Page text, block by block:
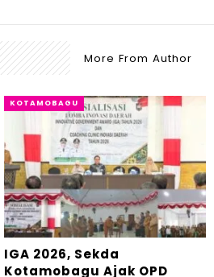
More From Author
KOTAMOBAGU
IGA 2026, Sekda
Kotamobagu Ajak OPD